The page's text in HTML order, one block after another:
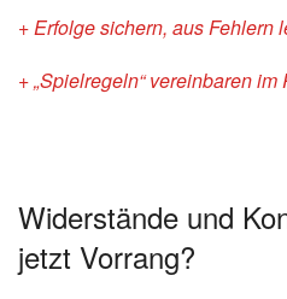
+ Erfolge sichern, aus Fehlern
+ „Spielregeln“ vereinbaren im
Widerstände und
jetzt Vorrang?